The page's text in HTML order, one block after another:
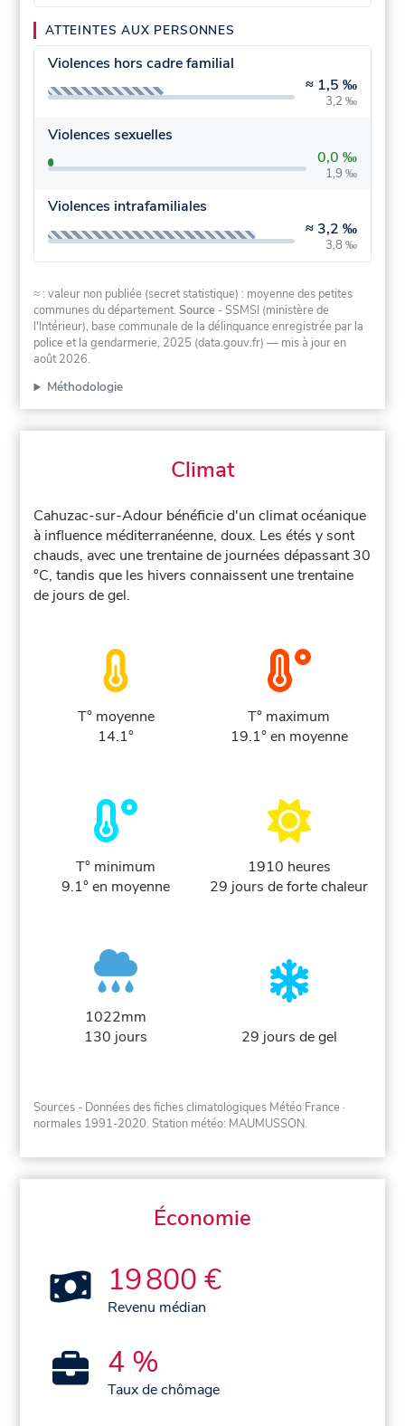
ATTEINTES AUX PERSONNES
Violences hors cadre familial
≈ 1,5 ‰
3,2 ‰
Violences sexuelles
0,0 ‰
1,9 ‰
Violences intrafamiliales
≈ 3,2 ‰
3,8 ‰
≈ : valeur non publiée (secret statistique) : moyenne des petites
communes du département.Source - SSMSI (ministère de
l'Intérieur), base communale de la délinquance enregistrée par la
police et la gendarmerie, 2025 (data.gouv.fr) — mis à jour en
août 2026.
Méthodologie
Climat
Cahuzac-sur-Adour bénéficie d'un climat océanique
à influence méditerranéenne, doux. Les étés y sont
chauds, avec une trentaine de journées dépassant 30
°C, tandis que les hivers connaissent une trentaine
de jours de gel.
T° moyenne
14.1°
T° maximum
19.1° en moyenne
T° minimum
9.1° en moyenne
1910 heures
29 jours de forte chaleur
1022mm
130 jours
29 jours de gel
Sources - Données des fiches climatologiques Météo France ·
normales 1991-2020. Station météo: MAUMUSSON.
Économie
19 800 €
Revenu médian
4 %
Taux de chômage